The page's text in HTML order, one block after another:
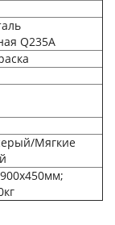
Q235A
Мягкие